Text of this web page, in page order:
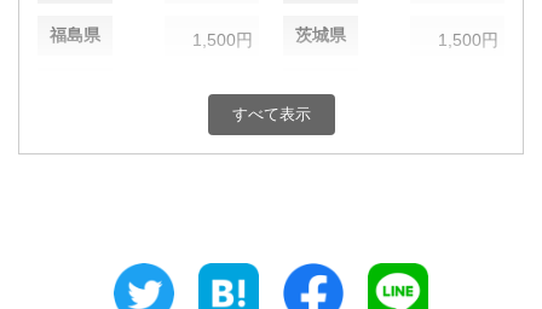
福島県 1,500円 茨城県 1,500円
1,500円
千葉県
1,500円 福井県
すべて表示